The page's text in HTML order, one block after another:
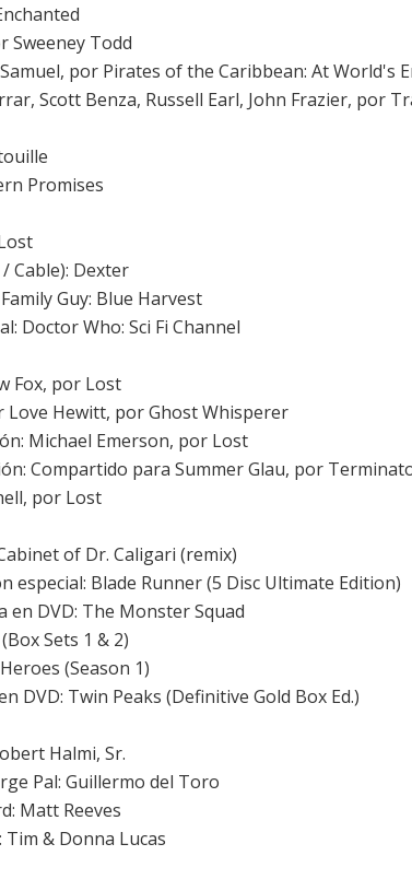
Sweeney Todd
por Pirates of the Caribbean: At World's
Scott Benza, Russell Earl, John Frazier, por
Promises
Cable): Dexter
Guy: Blue Harvest
Doctor Who: Sci Fi Channel
Fox, por Lost
Love Hewitt, por Ghost Whisperer
Michael Emerson, por Lost
Compartido para Summer Glau, por
, por Lost
of Dr. Caligari (remix)
especial: Blade Runner (5 Disc Ultimate Edition)
en DVD: The Monster Squad
Sets 1 & 2)
(Season 1)
DVD: Twin Peaks (Definitive Gold Box Ed.)
Halmi, Sr.
Pal: Guillermo del Toro
Matt Reeves
Tim & Donna Lucas